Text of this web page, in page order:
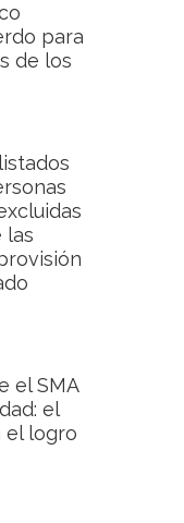
para
de los
las
el SMA
el
el logro